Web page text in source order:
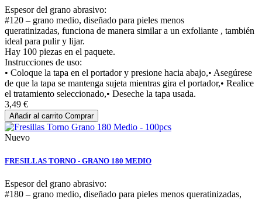
Espesor del grano abrasivo:
#120 – grano medio, diseñado para pieles menos
queratinizadas, funciona de manera similar a un exfoliante , también
ideal para pulir y lijar.
Hay 100 piezas en el paquete.
Instrucciones de uso:
• Coloque la tapa en el portador y presione hacia abajo,• Asegúrese
de que la tapa se mantenga sujeta mientras gira el portador,• Realice
el tratamiento seleccionado,• Deseche la tapa usada.
3,49 €
Añadir al carrito Comprar
Nuevo
FRESILLAS TORNO - GRANO 180 MEDIO
Espesor del grano abrasivo:
#180 – grano medio, diseñado para pieles menos queratinizadas,